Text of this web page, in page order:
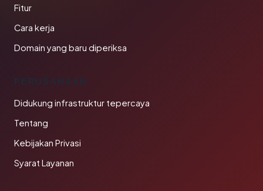
Fitur
Cara kerja
Domain yang baru diperiksa
PERUSAHAAN
Didukung infrastruktur tepercaya
Tentang
Kebijakan Privasi
Syarat Layanan